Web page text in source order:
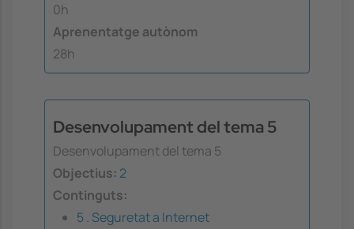
0h
Aprenentatge autònom
28h
Desenvolupament del tema 5
Desenvolupament del tema 5
Objectius: 2
Continguts:
5 . Seguretat a Internet